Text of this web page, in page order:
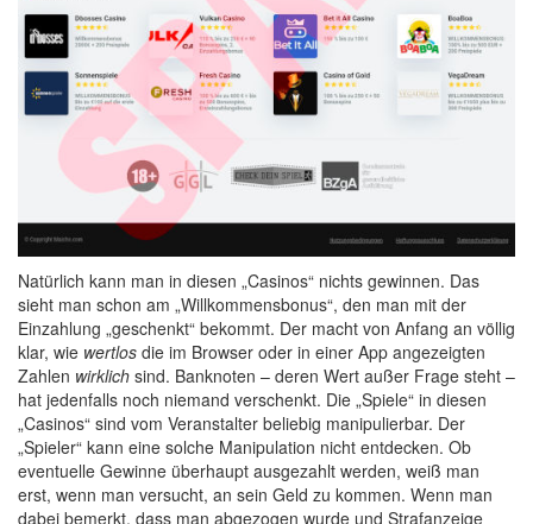
Natürlich kann man in diesen „Casinos“ nichts gewinnen. Das
sieht man schon am „Willkommensbonus“, den man mit der
Einzahlung „geschenkt“ bekommt. Der macht von Anfang an völlig
klar, wie wertlos die im Browser oder in einer App angezeigten
Zahlen wirklich sind. Banknoten – deren Wert außer Frage steht –
hat jedenfalls noch niemand verschenkt. Die „Spiele“ in diesen
„Casinos“ sind vom Veranstalter beliebig manipulierbar. Der
„Spieler“ kann eine solche Manipulation nicht entdecken. Ob
eventuelle Gewinne überhaupt ausgezahlt werden, weiß man
erst, wenn man versucht, an sein Geld zu kommen. Wenn man
dabei bemerkt, dass man abgezogen wurde und Strafanzeige